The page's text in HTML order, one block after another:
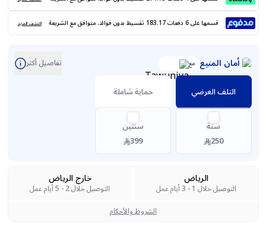
قسمها على 6 دفعات 183.17 تقسيط بدون فوائد. متوافق مع الشريعة اكتشف المزيد
أمان المنيع مع تفاصيل أكثر
التلف العرضي حماية شاملة
سنة
250
سنتين
399
الرياض
التوصيل خلال 1 - 3 أيام عمل
خارج الرياض
التوصيل خلال 2 - 5 أيام عمل
الشروط والأحكام